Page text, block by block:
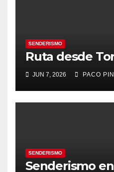
SENDERISMO
Ruta desde
JUN 7, 2026 PACO
SENDERISMO
Senderismo